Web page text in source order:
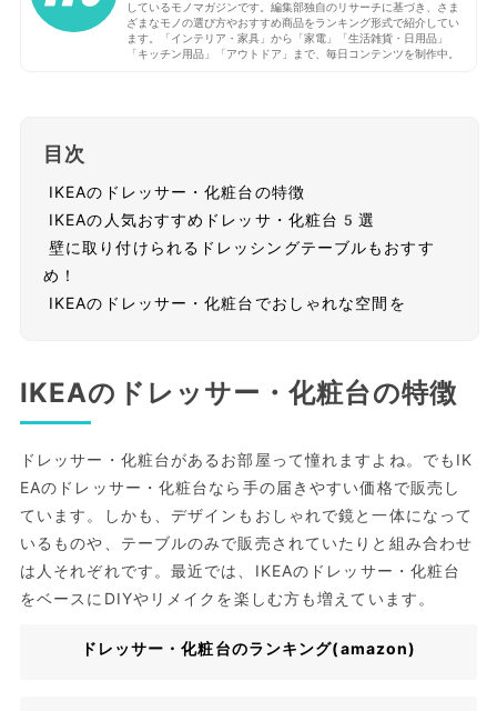
しているモノマガジンです。編集部独自のリサーチに基づき、さま
ざまなモノの選び方やおすすめ商品をランキング形式で紹介してい
ます。「インテリア・家具」から「家電」「生活雑貨・日用品」
「キッチン用品」「アウトドア」まで、毎日コンテンツを制作中。
目次
IKEAのドレッサー・化粧台の特徴
IKEAの人気おすすめドレッサ・化粧台5選
壁に取り付けられるドレッシングテーブルもおすす
め！
IKEAのドレッサー・化粧台でおしゃれな空間を
IKEAのドレッサー・化粧台の特徴
ドレッサー・化粧台があるお部屋って憧れますよね。でもIK
EAのドレッサー・化粧台なら手の届きやすい価格で販売し
ています。しかも、デザインもおしゃれで鏡と一体になって
いるものや、テーブルのみで販売されていたりと組み合わせ
は人それぞれです。最近では、IKEAのドレッサー・化粧台
をベースにDIYやリメイクを楽しむ方も増えています。
ドレッサー・化粧台のランキング(amazon)